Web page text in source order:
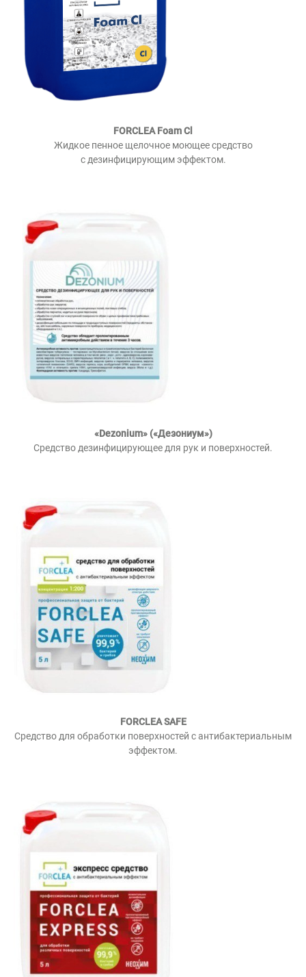
FORCLEA Foam Cl
Жидкое пенное щелочное моющее средство
с дезинфицирующим эффектом.
«Dezonium» («Дезониум»)
Средство дезинфицирующее для рук и поверхностей.
FORCLEA SAFE
Cредство для обработки поверхностей с антибактериальным
эффектом.